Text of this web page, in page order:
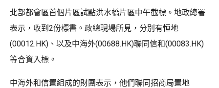
北部都會區首個片區試點洪水橋片區中午截標。地政總署
表示，收到2份標書。政總現場所見，分別有恒地
(00012.HK)、以及中海外(00688.HK)聯同信和(00083.HK)
等合資入標。
中海外和信置組成的財團表示，他們聯同招商局置地